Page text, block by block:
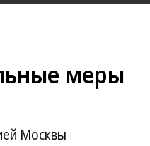
меры
Москвы